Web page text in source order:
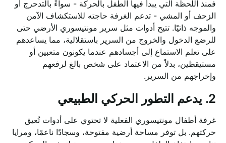
فمنذ اللحظة التي يبدأ فيها الطفل بالحركة - سواءً بالتدحرج أو
الزحف أو المشي - تدعم الغرفة حاجته للاستكشاف الآمن
والموجه ذاتيًا. تتيح أدوات مثل سرير مونتيسوري الأرضي حتى
للرضع الدخول والخروج من السرير باستقلالية، مما يساعدهم
على تعلم الاستماع إلى أجسادهم عندما يكونون متعبين أو
مستيقظين، بدلاً من الاعتماد على شخص بالغ لرفعهم
وإخراجهم من السرير.
2. يدعم التطور الحركي الطبيعي
غرفة أطفال مونتيسوري الفعلية لا تحتوي على أدوات تُعيق
حركتهم. بل توفر مساحة أرضية مفتوحة، وسجادًا ناعمًا، ومرايا